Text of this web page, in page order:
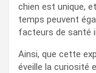
chien est unique,
temps peuvent
facteurs de santé
Ainsi, que cette
éveille la curiosité